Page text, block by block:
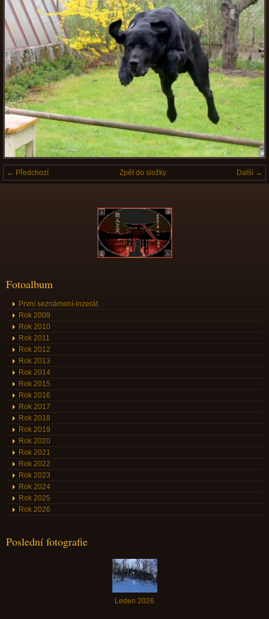
← Předchozí Další →
Zpět do složky
Fotoalbum
První seznámení-inzerát
Rok 2009
Rok 2010
Rok 2011
Rok 2012
Rok 2013
Rok 2014
Rok 2015
Rok 2016
Rok 2017
Rok 2018
Rok 2019
Rok 2020
Rok 2021
Rok 2022
Rok 2023
Rok 2024
Rok 2025
Rok 2026
Poslední fotografie
Leden 2026